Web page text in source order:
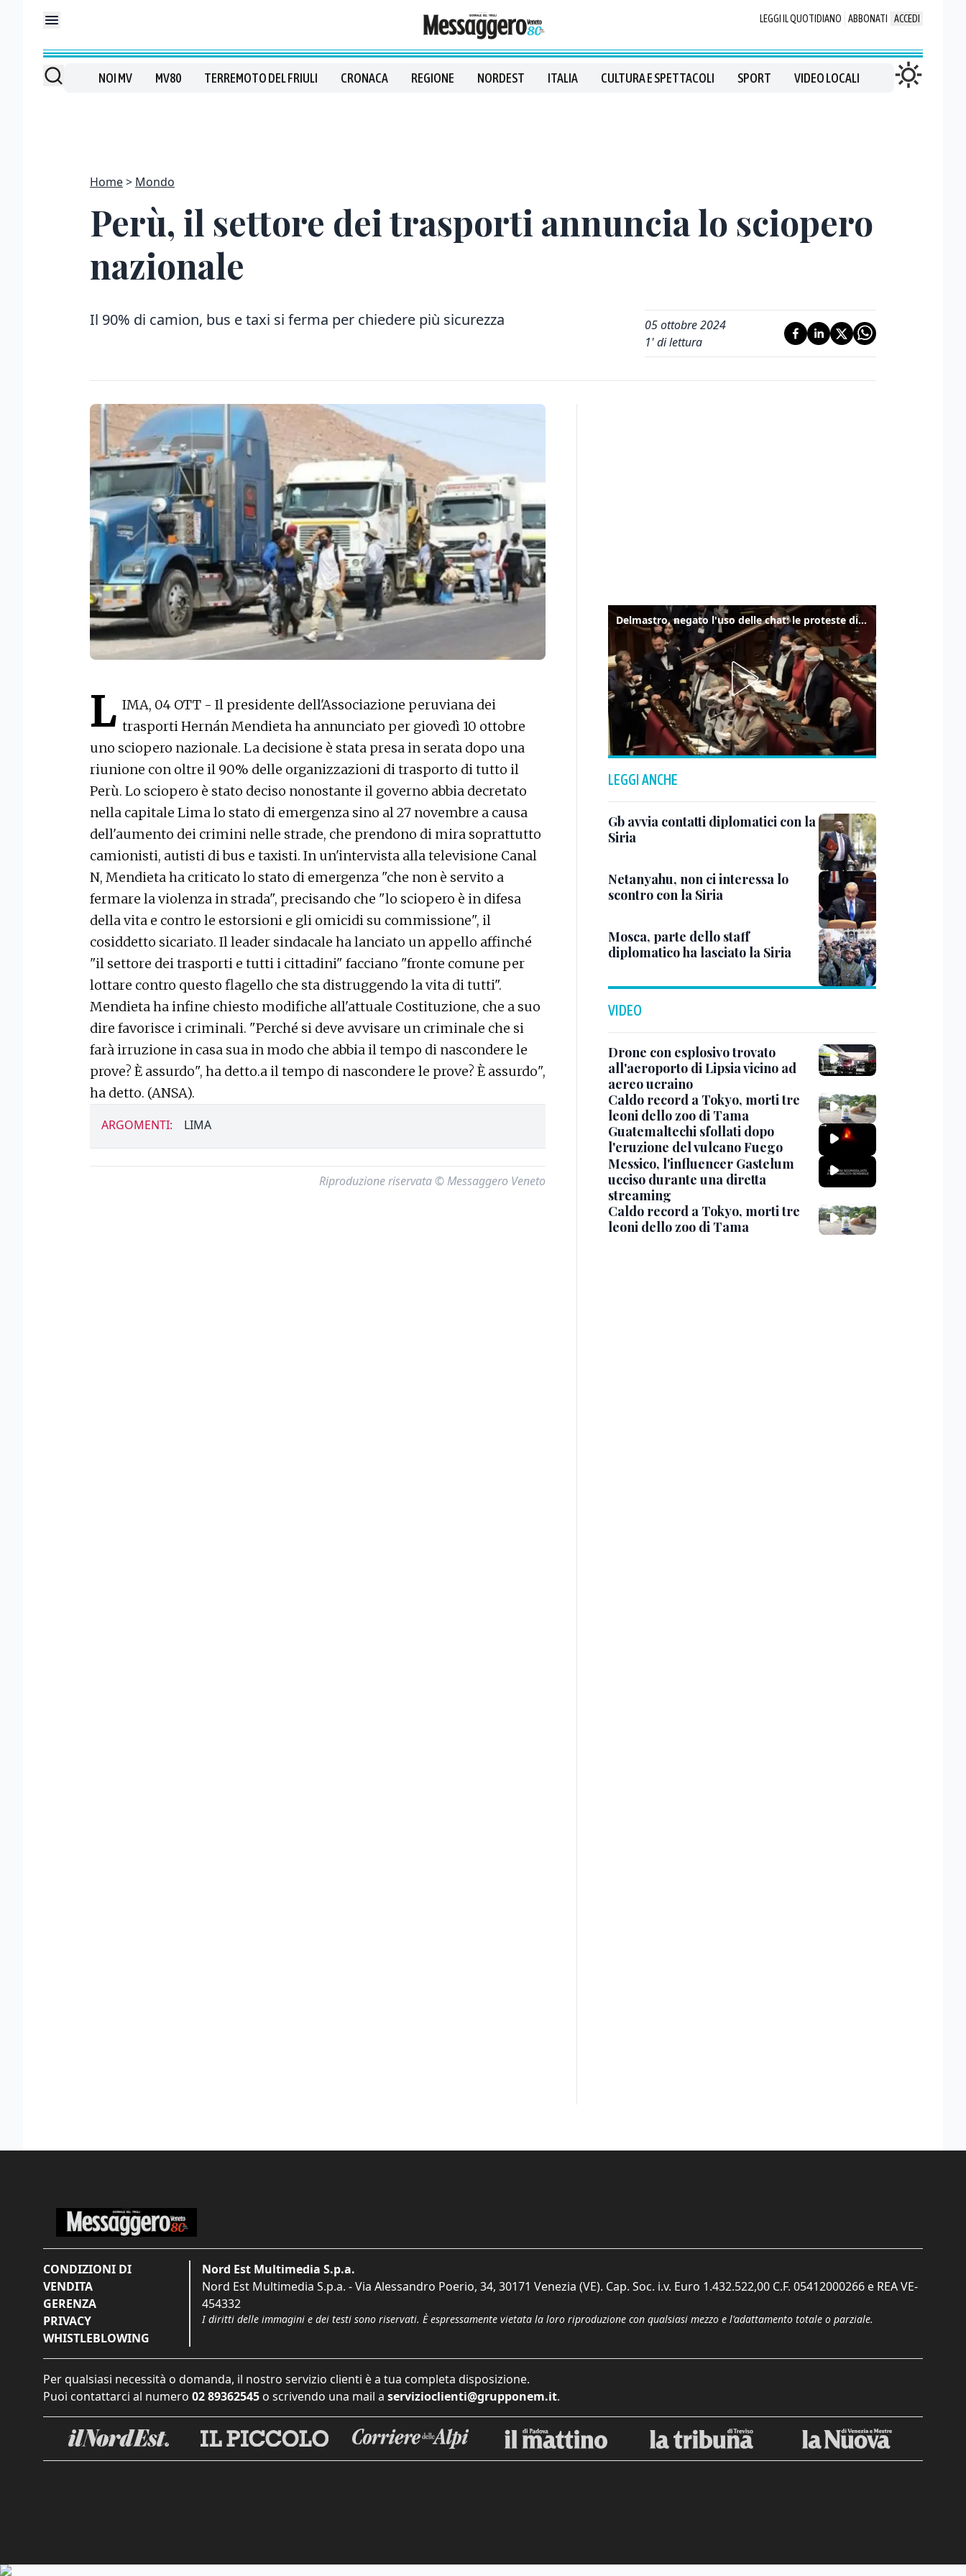
LEGGI IL QUOTIDIANO ABBONATI ACCEDI
NOI MV MV80 TERREMOTO DEL FRIULI CRONACA REGIONE NORDEST ITALIA CULTURA E SPETTACOLI SPORT VIDEO LOCALI
Home Mondo
Perù, il settore dei trasporti annuncia lo sciopero
nazionale
Il 90% di camion, bus e taxi si ferma per chiedere più sicurezza
05 ottobre 2024
1' di lettura
L IMA, 04 OTT - Il presidente dell'Associazione peruviana dei
trasporti Hernán Mendieta ha annunciato per giovedì 10 ottobre
uno sciopero nazionale. La decisione è stata presa in serata dopo una
riunione con oltre il 90% delle organizzazioni di trasporto di tutto il
Perù. Lo sciopero è stato deciso nonostante il governo abbia decretato
nella capitale Lima lo stato di emergenza sino al 27 novembre a causa
dell'aumento dei crimini nelle strade, che prendono di mira soprattutto
camionisti, autisti di bus e taxisti. In un'intervista alla televisione Canal
N, Mendieta ha criticato lo stato di emergenza "che non è servito a
fermare la violenza in strada", precisando che "lo sciopero è in difesa
della vita e contro le estorsioni e gli omicidi su commissione", il
cosiddetto sicariato. Il leader sindacale ha lanciato un appello affinché
"il settore dei trasporti e tutti i cittadini" facciano "fronte comune per
lottare contro questo flagello che sta distruggendo la vita di tutti".
Mendieta ha infine chiesto modifiche all'attuale Costituzione, che a suo
dire favorisce i criminali. "Perché si deve avvisare un criminale che si
farà irruzione in casa sua in modo che abbia il tempo di nascondere le
prove? È assurdo", ha detto.a il tempo di nascondere le prove? È assurdo",
ha detto. (ANSA).
ARGOMENTI: LIMA
Riproduzione riservata © Messaggero Veneto
Delmastro, negato l'uso delle chat: le proteste di Avs e M5s
LEGGI ANCHE
Gb avvia contatti diplomatici con la
Siria
Netanyahu, non ci interessa lo
scontro con la Siria
Mosca, parte dello staff
diplomatico ha lasciato la Siria
VIDEO
Drone con esplosivo trovato
all'aeroporto di Lipsia vicino ad
aereo ucraino
Caldo record a Tokyo, morti tre
leoni dello zoo di Tama
Guatemaltechi sfollati dopo
l'eruzione del vulcano Fuego
Messico, l'influencer Gastelum
ucciso durante una diretta
streaming
Caldo record a Tokyo, morti tre
leoni dello zoo di Tama
CONDIZIONI DI
VENDITA
GERENZA
PRIVACY
WHISTLEBLOWING
Nord Est Multimedia S.p.a.
Nord Est Multimedia S.p.a. - Via Alessandro Poerio, 34, 30171 Venezia (VE). Cap. Soc. i.v. Euro 1.432.522,00 C.F. 05412000266 e REA VE-
454332
I diritti delle immagini e dei testi sono riservati. È espressamente vietata la loro riproduzione con qualsiasi mezzo e l'adattamento totale o parziale.
Per qualsiasi necessità o domanda, il nostro servizio clienti è a tua completa disposizione.
Puoi contattarci al numero 02 89362545 o scrivendo una mail a servizioclienti@grupponem.it.